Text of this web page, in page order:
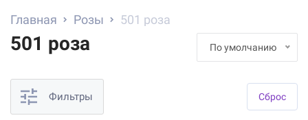
Главная Розы 501 роза
501 роза По умолчанию
Фильтры Cброс